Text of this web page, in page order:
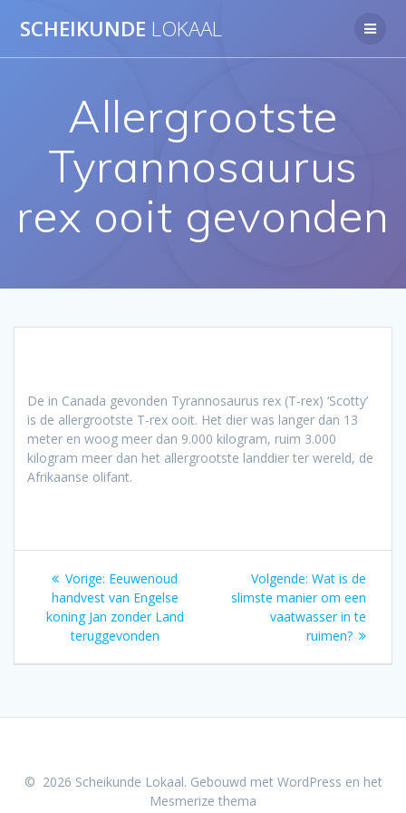
naar
SCHEIKUNDE LOKAAL
Allergrootste
Tyrannosaurus
rex ooit gevonden
De in Canada gevonden Tyrannosaurus rex (T-rex) ‘Scotty’
is de allergrootste T-rex ooit. Het dier was langer dan 13
meter en woog meer dan 9.000 kilogram, ruim 3.000
kilogram meer dan het allergrootste landdier ter wereld, de
Afrikaanse olifant.
Bericht
navigatie
Vorige: Vorig
bericht:
Eeuwenoud
handvest van Engelse
koning Jan zonder Land
teruggevonden
Volgende: Volgend
bericht:
Wat is de
slimste manier om een
vaatwasser in te
ruimen?
© 2026 Scheikunde Lokaal. Gebouwd met WordPress en het
Mesmerize thema